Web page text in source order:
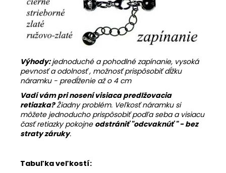
Výhody:jednoduché a pohodlné zapínanie, vysoká
pevnosť a odolnosť , možnosť prispôsobiť dĺžku
náramku - predĺženie až o 4 cm
Vadí vám pri nosení visiaca predlžovacia
retiazka?Žiadny problém. Veľkosť náramku si
môžete jednoducho prispôsobiť podľa seba a visiacu
časť retiazky pokojne odstrániť "odcvaknúť " - bez
straty záruky.
Tabuľka veľkostí: